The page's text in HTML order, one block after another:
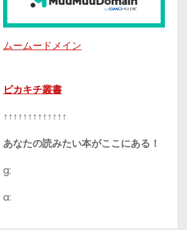
ムームードメイン
ピカキチ叢書
↑↑↑↑↑↑↑↑↑↑↑↑↑
あなたの読みたい本がここにある！
g:
a: